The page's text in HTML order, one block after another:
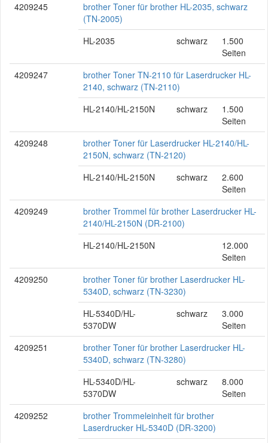
4209245
brother Toner für brother HL-2035, schwarz
(TN-2005)
HL-2035
schwarz
1.500
Seiten
4209247
brother Toner TN-2110 für Laserdrucker HL-
2140, schwarz (TN-2110)
HL-2140/HL-2150N
schwarz
1.500
Seiten
4209248
brother Toner für Laserdrucker HL-2140/HL-
2150N, schwarz (TN-2120)
HL-2140/HL-2150N
schwarz
2.600
Seiten
4209249
brother Trommel für brother Laserdrucker HL-
2140/HL-2150N (DR-2100)
HL-2140/HL-2150N
12.000
Seiten
4209250
brother Toner für brother Laserdrucker HL-
5340D, schwarz (TN-3230)
HL-5340D/HL-
5370DW
schwarz
3.000
Seiten
4209251
brother Toner für brother Laserdrucker HL-
5340D, schwarz (TN-3280)
HL-5340D/HL-
5370DW
schwarz
8.000
Seiten
4209252
brother Trommeleinheit für brother
Laserdrucker HL-5340D (DR-3200)